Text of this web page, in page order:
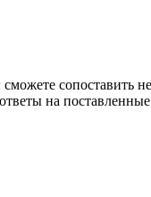
сопоставить
на